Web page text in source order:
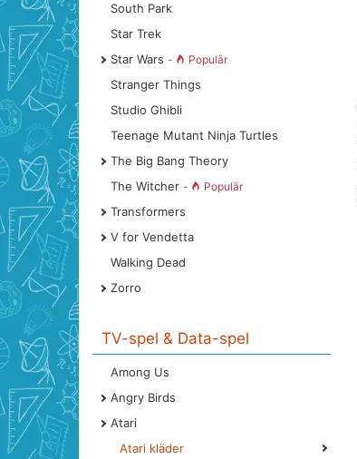
South Park
Star Trek
Star Wars - Populär
Stranger Things
Studio Ghibli
Teenage Mutant Ninja Turtles
The Big Bang Theory
The Witcher - Populär
Transformers
V for Vendetta
Walking Dead
Zorro
TV-spel & Data-spel
Among Us
Angry Birds
Atari
Atari kläder